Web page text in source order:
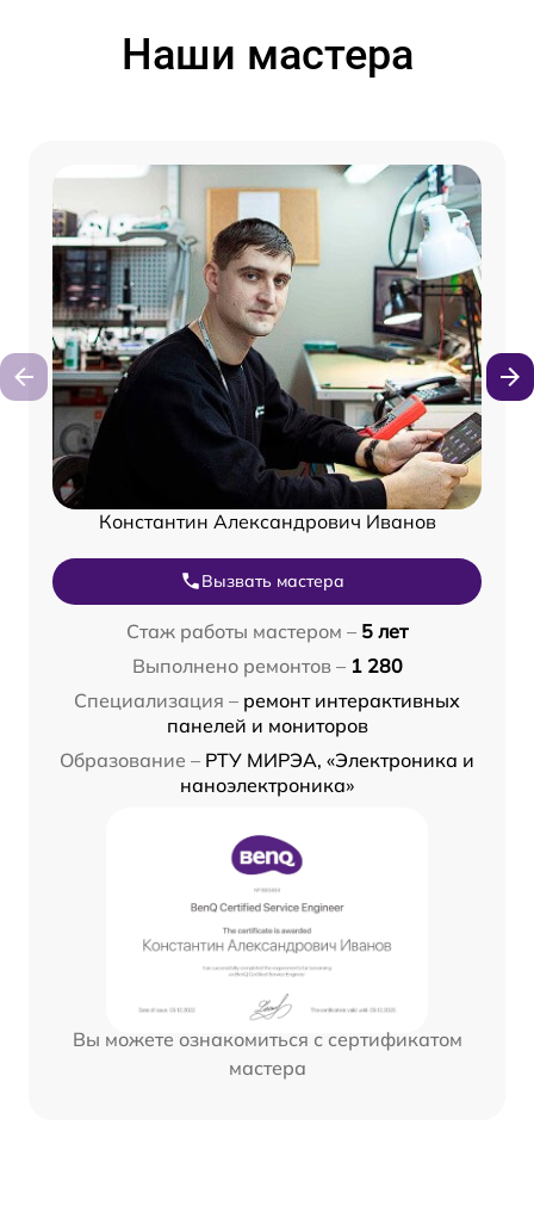
Наши мастера
Константин Александрович Иванов
Вызвать мастера
Стаж работы мастером – 5 лет
Выполнено ремонтов – 1 280
Специализация – ремонт интерактивных
панелей и мониторов
Образование – РТУ МИРЭА, «Электроника и
наноэлектроника»
Вы можете ознакомиться с сертификатом
мастера